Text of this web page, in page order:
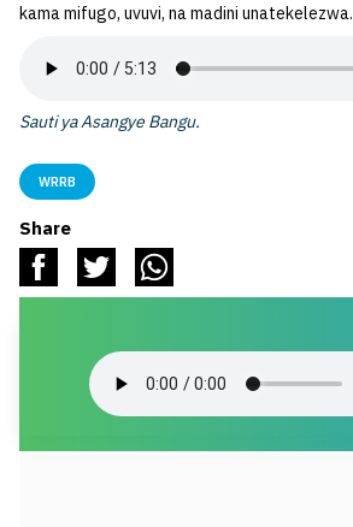
kama mifugo, uvuvi, na madini unatekelezwa.
Sauti ya Asangye Bangu.
WRRB
Share